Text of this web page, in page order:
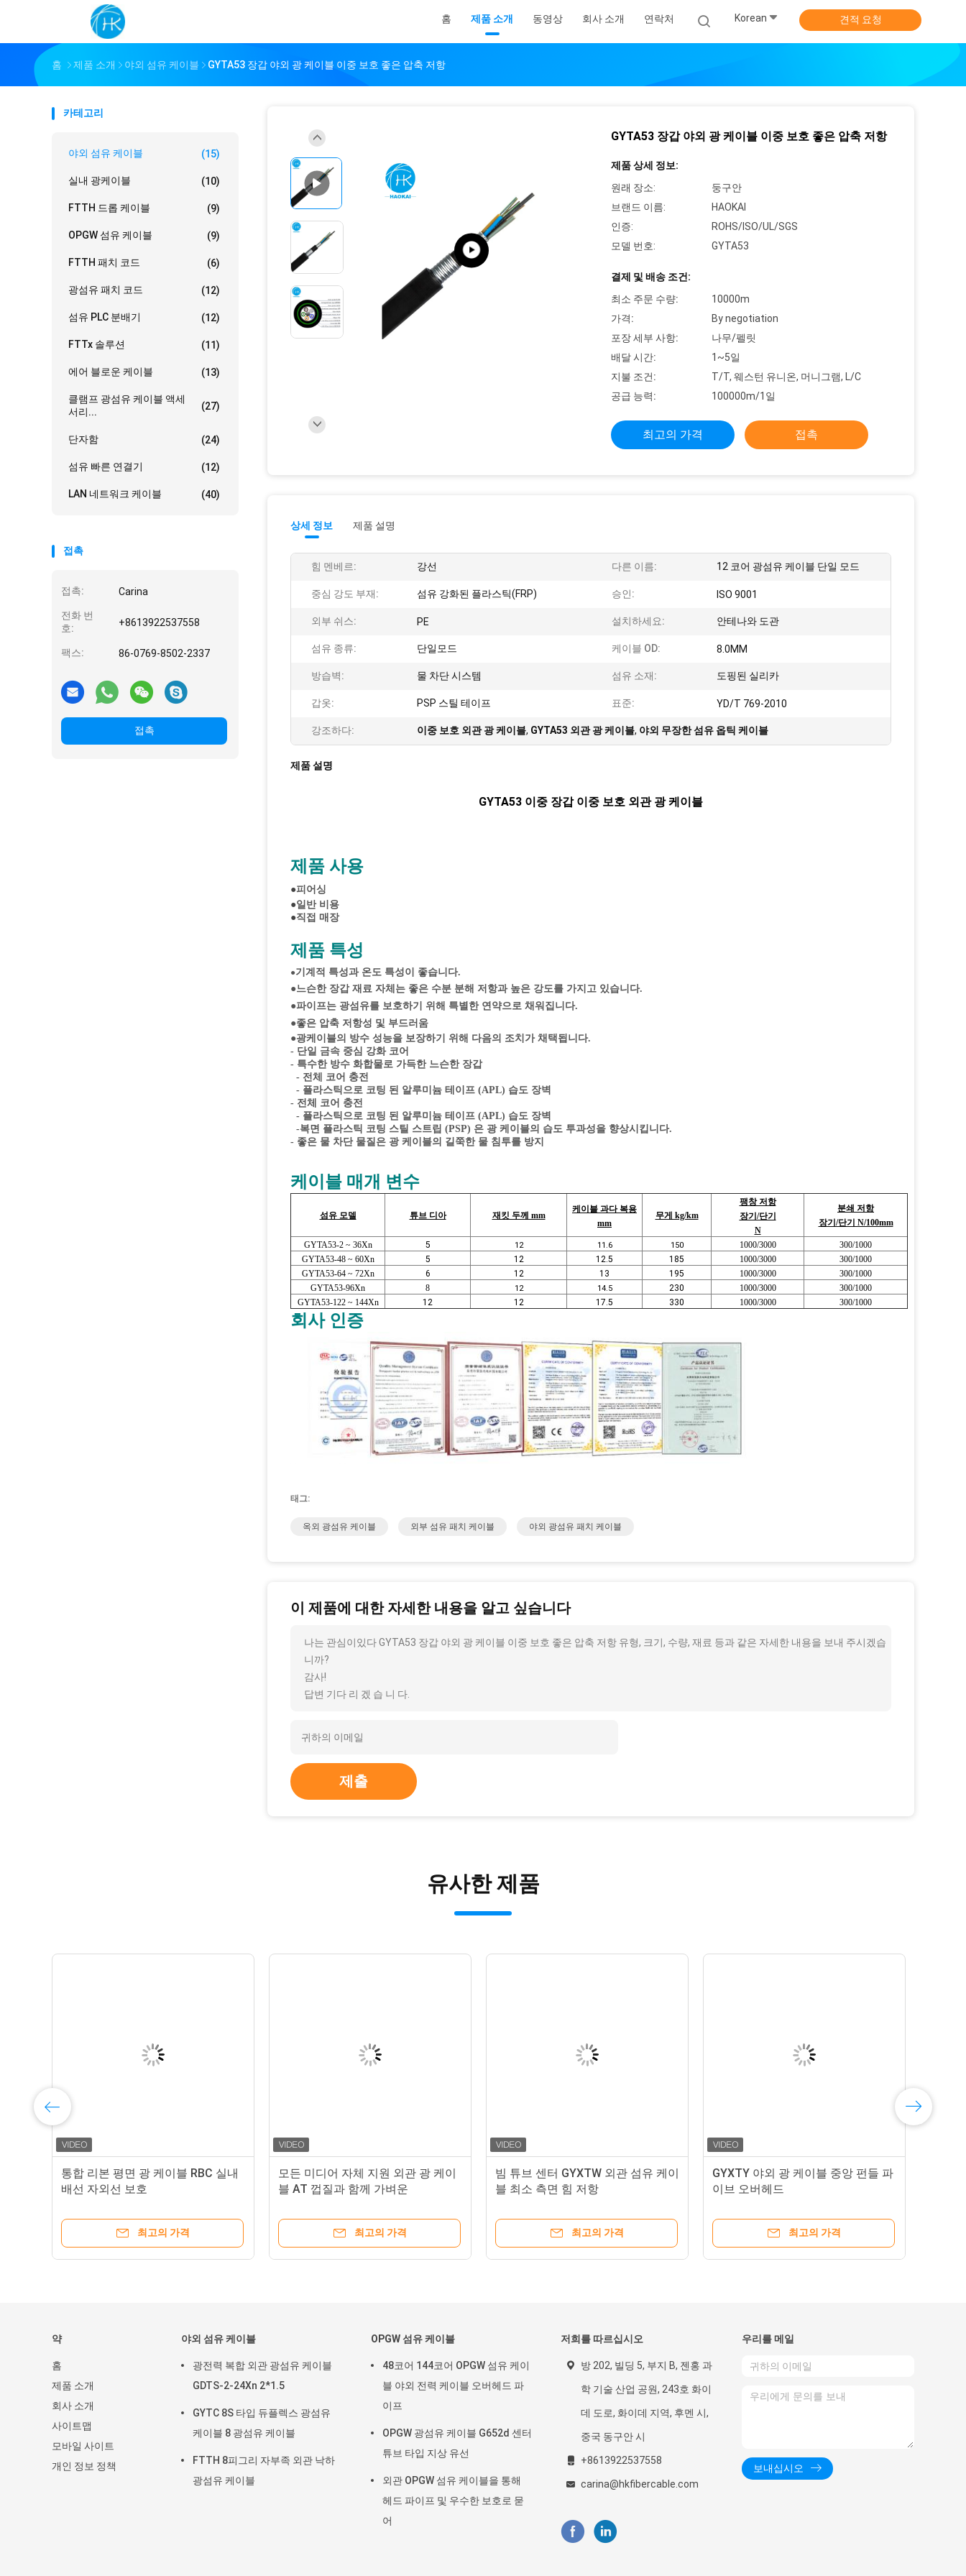
홈 제품 소개 동영상 회사 소개 연락처 Korean 견적 요청
홈 제품 소개 야외 섬유 케이블 GYTA53 장갑 야외 광 케이블 이중 보호 좋은 압축 저항
카테고리
야외 섬유 케이블 (15)
실내 광케이블 (10)
FTTH 드롭 케이블 (9)
OPGW 섬유 케이블 (9)
FTTH 패치 코드 (6)
광섬유 패치 코드 (12)
섬유 PLC 분배기 (12)
FTTx 솔루션 (11)
에어 블로운 케이블 (13)
클램프 광섬유 케이블 액세
서리...
(27)
단자함 (24)
섬유 빠른 연결기 (12)
LAN 네트워크 케이블 (40)
접촉
접촉: Carina
전화 번
호:
+8613922537558
팩스: 86-0769-8502-2337
접촉
GYTA53 장갑 야외 광 케이블 이중 보호 좋은 압축 저항
제품 상세 정보:
원래 장소:
둥구안
브랜드 이름:
HAOKAI
인증:
ROHS/ISO/UL/SGS
모델 번호:
GYTA53
결제 및 배송 조건:
최소 주문 수량:
10000m
가격:
By negotiation
포장 세부 사항:
나무/펠릿
배달 시간:
1~5일
지불 조건:
T/T, 웨스턴 유니온, 머니그램, L/C
공급 능력:
100000m/1일
최고의 가격 접촉
상세 정보 제품 설명
힘 멘베르: 강선 다른 이름: 12 코어 광섬유 케이블 단일 모드
중심 강도 부재: 섬유 강화된 플라스틱(FRP) 승인: ISO 9001
외부 쉬스: PE 설치하세요: 안테나와 도관
섬유 종류: 단일모드 케이블 OD: 8.0MM
방습벽: 물 차단 시스템 섬유 소재: 도핑된 실리카
갑옷: PSP 스틸 테이프 표준: YD/T 769-2010
강조하다: 이중 보호 외관 광 케이블, GYTA53 외관 광 케이블, 야외 무장한 섬유 옵틱 케이블
제품 설명
GYTA53 이중 장갑 이중 보호 외관 광 케이블
제품 사용
●피어싱
●일반 비용
●직접 매장
제품 특성
●기계적 특성과 온도 특성이 좋습니다.
●느슨한 장갑 재료 자체는 좋은 수분 분해 저항과 높은 강도를 가지고 있습니다.
●파이프는 광섬유를 보호하기 위해 특별한 연약으로 채워집니다.
●좋은 압축 저항성 및 부드러움
●광케이블의 방수 성능을 보장하기 위해 다음의 조치가 채택됩니다.
- 단일 금속 중심 강화 코어
- 특수한 방수 화합물로 가득한 느슨한 장갑
- 전체 코어 충전
- 플라스틱으로 코팅 된 알루미늄 테이프 (APL) 습도 장벽
- 전체 코어 충전
- 플라스틱으로 코팅 된 알루미늄 테이프 (APL) 습도 장벽
-복면 플라스틱 코팅 스틸 스트립 (PSP) 은 광 케이블의 습도 투과성을 향상시킵니다.
- 좋은 물 차단 물질은 광 케이블의 길쭉한 물 침투를 방지
케이블 매개 변수
섬유 모델 튜브 디아 재킷 두께 mm
케이블 과다 복용
mm
무게 kg/km
팽창 저항
장기/단기
N
분쇄 저항
장기/단기 N/100mm
GYTA53-2 ~ 36Xn 5 12 11.6 150 1000/3000
300/1000
GYTA53-48 ~ 60Xn
5 12 12.5 185 1000/3000
300/1000
GYTA53-64 ~ 72Xn
6 12 13 195 1000/3000
300/1000
GYTA53-96Xn
8 12 14.5 230 1000/3000
300/1000
GYTA53-122 ~ 144Xn
12 12 17.5 330 1000/3000 300/1000
회사 인증
태그:
옥외 광섬유 케이블 외부 섬유 패치 케이블 야외 광섬유 패치 케이블
이 제품에 대한 자세한 내용을 알고 싶습니다
나는 관심이있다 GYTA53 장갑 야외 광 케이블 이중 보호 좋은 압축 저항 유형, 크기, 수량, 재료 등과 같은 자세한 내용을 보내 주시겠습
니까?
감사!
답변 기다 리 겠 습 니 다.
제출
유사한 제품
통합 리본 평면 광 케이블 RBC 실내
배선 자외선 보호
최고의 가격
모든 미디어 자체 지원 외관 광 케이
블 AT 껍질과 함께 가벼운
최고의 가격
빔 튜브 센터 GYXTW 외관 섬유 케이
블 최소 측면 힘 저항
최고의 가격
GYXTY 야외 광 케이블 중앙 펀들 파
이브 오버헤드
최고의 가격
약
홈
제품 소개
회사 소개
사이트맵
모바일 사이트
개인 정보 정책
야외 섬유 케이블
광전력 복합 외관 광섬유 케이블
GDTS-2-24Xn 2*1.5
GYTC 8S 타입 듀플렉스 광섬유
케이블 8 광섬유 케이블
FTTH 8피그리 자부족 외관 낙하
광섬유 케이블
OPGW 섬유 케이블
48코어 144코어 OPGW 섬유 케이
블 야외 전력 케이블 오버헤드 파
이프
OPGW 광섬유 케이블 G652d 센터
튜브 타입 지상 유선
외관 OPGW 섬유 케이블을 통해
헤드 파이프 및 우수한 보호로 묻
어
저희를 따르십시오
방 202, 빌딩 5, 부지 B, 젠홍 과
학 기술 산업 공원, 243호 화이
데 도로, 화이데 지역, 후멘 시,
중국 동구안 시
+8613922537558
carina@hkfibercable.com
우리를 메일
보내십시오